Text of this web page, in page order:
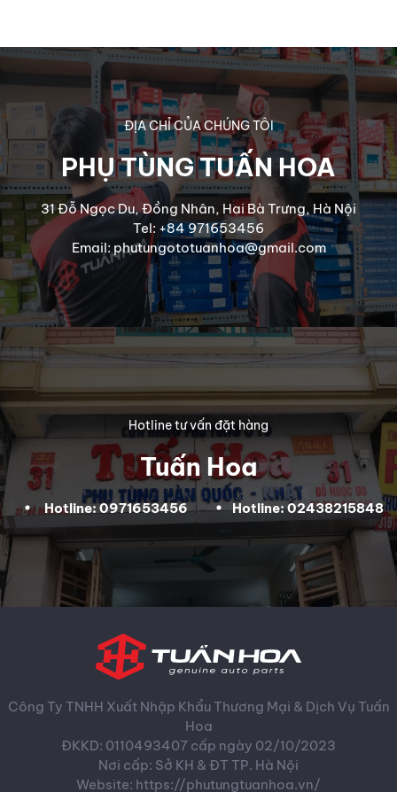
ĐỊA CHỈ CỦA CHÚNG TÔI
PHỤ TÙNG TUẤN HOA
31 Đỗ Ngọc Du, Đồng Nhân, Hai Bà Trưng, Hà Nội
Tel: +84 971653456
Email: phutungototuanhoa@gmail.com
Hotline tư vấn đặt hàng
Tuấn Hoa
Hotline: 0971653456 Hotline: 02438215848
Công Ty TNHH Xuất Nhập Khẩu Thương Mại & Dịch Vụ Tuấn
Hoa
ĐKKD: 0110493407 cấp ngày 02/10/2023
Nơi cấp: Sở KH & ĐT TP. Hà Nội
Website: https://phutungtuanhoa.vn/